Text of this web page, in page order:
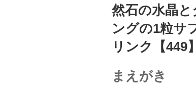
然石の水晶
ングの1粒サ
リンク【449】
まえがき